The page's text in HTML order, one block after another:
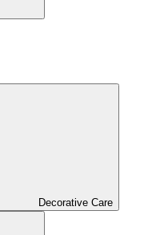
Decorative Care